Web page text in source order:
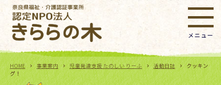
HOME 事業案内 児童発達支援 たのしい りーふ 活動日誌
クッキン
グ！